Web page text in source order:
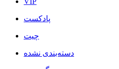
پادکست
چیت
دسته‌بندی نشده